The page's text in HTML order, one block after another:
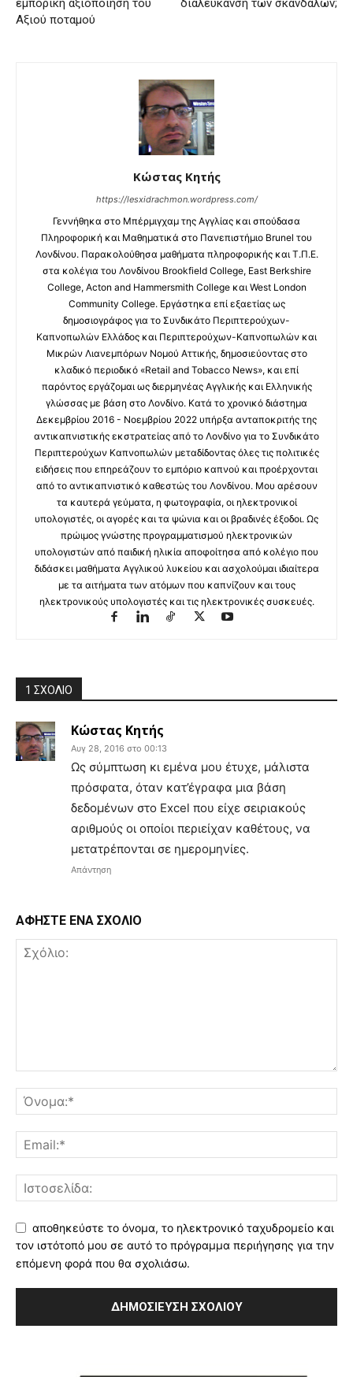
εμπορική αξιοποίηση του
Αξιού ποταμού
διαλεύκανση των σκανδάλων;
Κώστας Κητής
https://lesxidrachmon.wordpress.com/
Γεννήθηκα στο Μπέρμιγχαμ της Αγγλίας και σπούδασα
Πληροφορική και Μαθηματικά στο Πανεπιστήμιο Brunel του
Λονδίνου. Παρακολούθησα μαθήματα πληροφορικής και Τ.Π.Ε.
στα κολέγια του Λονδίνου Brookfield College, East Berkshire
College, Acton and Hammersmith College και West London
Community College. Εργάστηκα επί εξαετίας ως
δημοσιογράφος για το Συνδικάτο Περιπτερούχων-
Καπνοπωλών Ελλάδος και Περιπτερούχων-Καπνοπωλών και
Μικρών Λιανεμπόρων Νομού Αττικής, δημοσιεύοντας στο
κλαδικό περιοδικό «Retail and Tobacco News», και επί
παρόντος εργάζομαι ως διερμηνέας Αγγλικής και Ελληνικής
γλώσσας με βάση στο Λονδίνο. Κατά το χρονικό διάστημα
Δεκεμβρίου 2016 - Νοεμβρίου 2022 υπήρξα ανταποκριτής της
αντικαπνιστικής εκστρατείας από το Λονδίνο για το Συνδικάτο
Περιπτερούχων Καπνοπωλών μεταδίδοντας όλες τις πολιτικές
ειδήσεις που επηρεάζουν το εμπόριο καπνού και προέρχονται
από το αντικαπνιστικό καθεστώς του Λονδίνου. Μου αρέσουν
τα καυτερά γεύματα, η φωτογραφία, οι ηλεκτρονικοί
υπολογιστές, οι αγορές και τα ψώνια και οι βραδινές έξοδοι. Ως
πρώιμος γνώστης προγραμματισμού ηλεκτρονικών
υπολογιστών από παιδική ηλικία αποφοίτησα από κολέγιο που
διδάσκει μαθήματα Αγγλικού λυκείου και ασχολούμαι ιδιαίτερα
με τα αιτήματα των ατόμων που καπνίζουν και τους
ηλεκτρονικούς υπολογιστές και τις ηλεκτρονικές συσκευές.
1 ΣΧΟΛΙΟ
Κώστας Κητής
Αυγ 28, 2016 στο 00:13
Ως σύμπτωση κι εμένα μου έτυχε, μάλιστα
πρόσφατα, όταν κατ’έγραφα μια βάση
δεδομένων στο Excel που είχε σειριακούς
αριθμούς οι οποίοι περιείχαν καθέτους, να
μετατρέπονται σε ημερομηνίες.
Απάντηση
ΑΦΗΣΤΕ ΕΝΑ ΣΧΟΛΙΟ
αποθηκεύστε το όνομα, το ηλεκτρονικό ταχυδρομείο και
τον ιστότοπό μου σε αυτό το πρόγραμμα περιήγησης για την
επόμενη φορά που θα σχολιάσω.